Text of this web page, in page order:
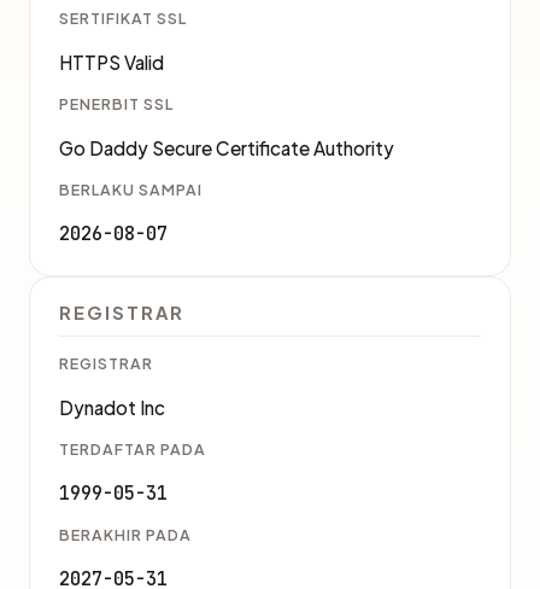
SERTIFIKAT SSL
HTTPS Valid
PENERBIT SSL
Go Daddy Secure Certificate Authority
BERLAKU SAMPAI
2026-08-07
REGISTRAR
REGISTRAR
Dynadot Inc
TERDAFTAR PADA
1999-05-31
BERAKHIR PADA
2027-05-31